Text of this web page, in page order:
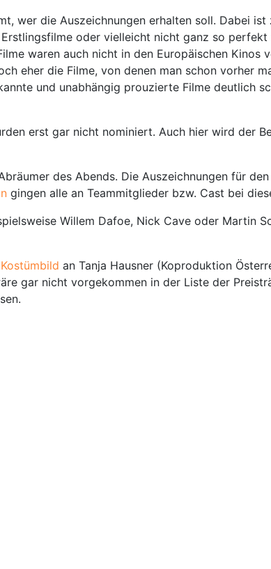
wer die Auszeichnungen erhalten soll. Dabei ist
oder vielleicht nicht ganz so
waren auch nicht in den Europäischen Kinos
eher die Filme, von denen man schon vorher
und unabhängig prouzierte Filme deutlich
erst gar nicht nominiert. Auch hier wird der
des Abends. Die Auszeichnungen für
gingen alle an Teammitglieder bzw. Cast bei
Willem Dafoe, Nick Cave oder Martin
Kostümbild an Tanja Hausner (Koproduktion
gar nicht vorgekommen in der Liste der